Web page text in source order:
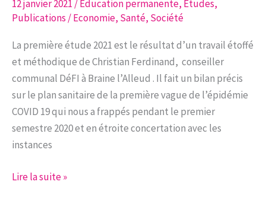
durable
12 janvier 2021 / Education permanente, Etudes,
Publications /Economie, Santé, Société
La première étude 2021 est le résultat d’un travail étoffé
et méthodique de Christian Ferdinand, conseiller
communal DéFI à Braine l’Alleud . Il fait un bilan précis
sur le plan sanitaire de la première vague de l’épidémie
COVID 19 qui nous a frappés pendant le premier
semestre 2020 et en étroite concertation avec les
instances
Étude
Lire la suite »